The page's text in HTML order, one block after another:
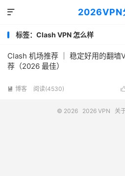
2026VPN

标签：Clash VPN 怎么样
Clash 机场推荐 ｜ 稳定好用的翻墙
荐（2026 最佳）
 博客 阅读(4530)
© 2026 2026 VPN 关